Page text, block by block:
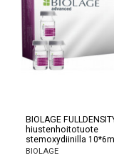
BIOLAGE
hiustenhoitotuote
stemoxydiinilla 10*6ml
BIOLAGE